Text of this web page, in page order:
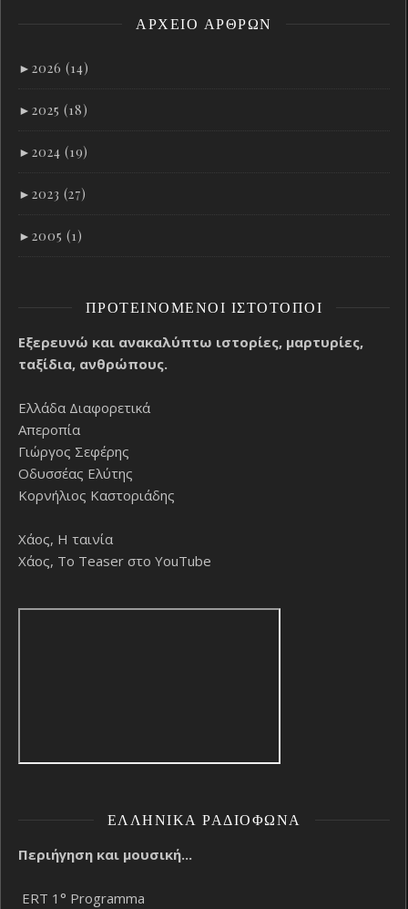
ΑΡΧΕΊΟ ΑΡΘΡΩΝ
► 2026 (14)
► 2025 (18)
► 2024 (19)
► 2023 (27)
► 2005 (1)
ΠΡΟΤΕΙΝΌΜΕΝΟΙ ΙΣΤΌΤΟΠΟΙ
Εξερευνώ και ανακαλύπτω ιστορίες, μαρτυρίες,
ταξίδια, ανθρώπους.
Ελλάδα Διαφορετικά
Απεροπία
Γιώργος Σεφέρης
Οδυσσέας Ελύτης
Κορνήλιος Καστοριάδης
Χάος, Η ταινία
Χάος, Το Teaser στο YouTube
ΕΛΛΗΝΙΚΆ ΡΑΔΙΌΦΩΝΑ
Περιήγηση και μουσική...
ERT 1° Programma